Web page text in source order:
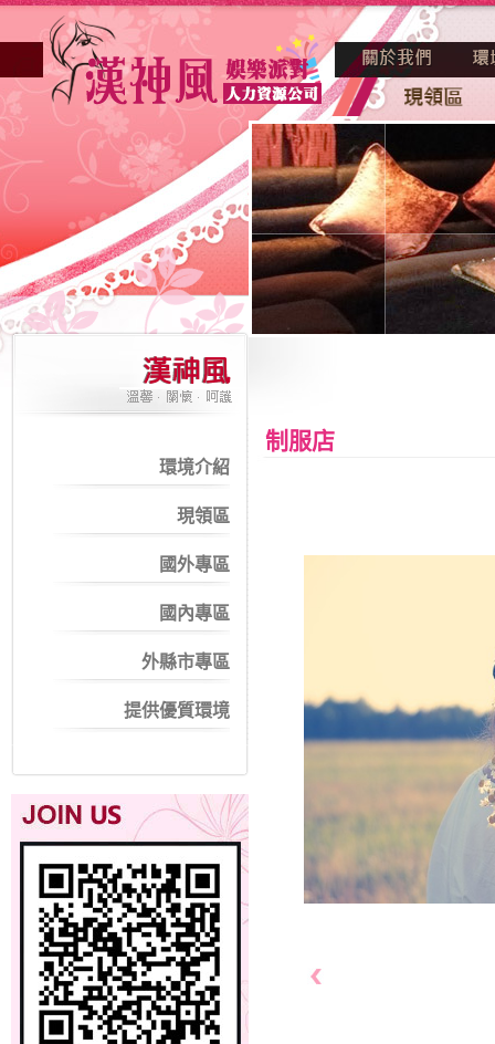
環境介紹
現領區
國外專區
國內專區
外縣市專區
提供優質環境
制服店